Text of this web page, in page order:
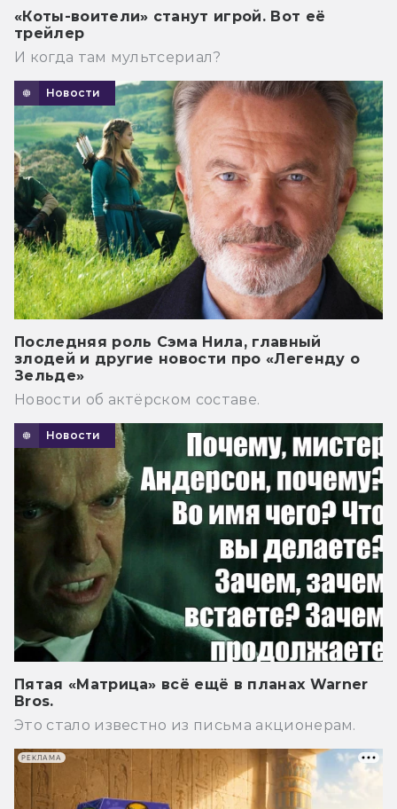
«Коты-воители» станут игрой. Вот её
трейлер
И когда там мультсериал?
Новости
Последняя роль Сэма Нила, главный
злодей и другие новости про «Легенду о
Зельде»
Новости об актёрском составе.
Новости
Пятая «Матрица» всё ещё в планах Warner
Bros.
Это стало известно из письма акционерам.
РЕКЛАМА